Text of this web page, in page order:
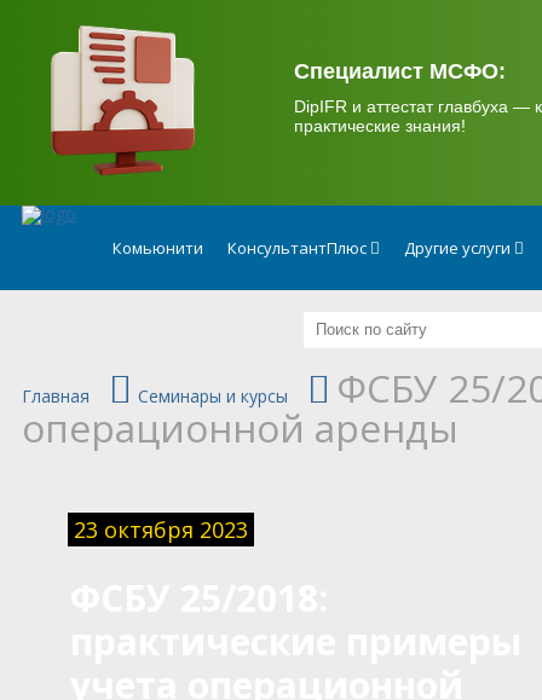
Специалист МСФО:
DipIFR и аттестат главбуха —
практические знания!
Комьюнити КонсультантПлюс Другие услуги
Главная Семинары и курсы ФСБУ 25/
операционной аренды
23 октября 2023